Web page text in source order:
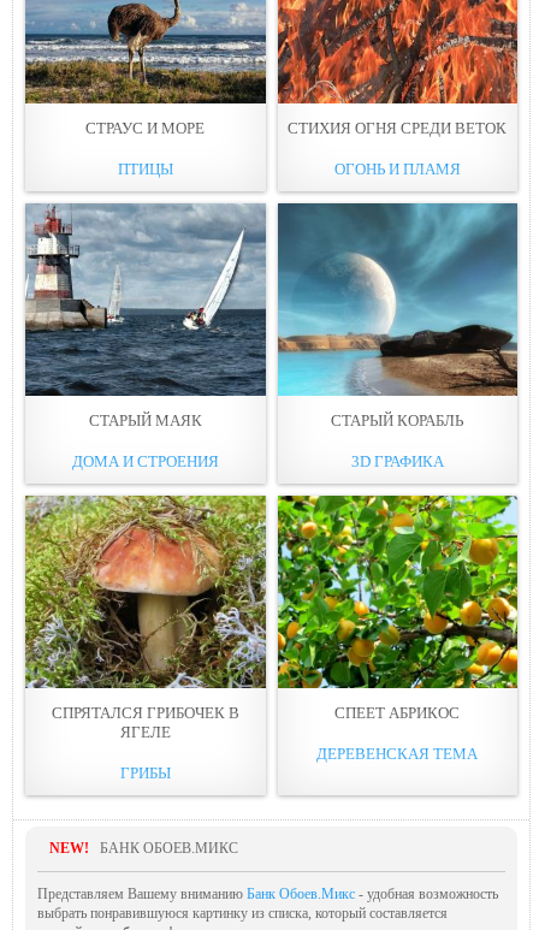
СТРАУС И МОРЕ
ПТИЦЫ
СТИХИЯ ОГНЯ СРЕДИ ВЕТОК
ОГОНЬ И ПЛАМЯ
СТАРЫЙ МАЯК
ДОМА И СТРОЕНИЯ
СТАРЫЙ КОРАБЛЬ
3D ГРАФИКА
СПРЯТАЛСЯ ГРИБОЧЕК В
ЯГЕЛЕ
ГРИБЫ
СПЕЕТ АБРИКОС
ДЕРЕВЕНСКАЯ ТЕМА
NEW! БАНК ОБОЕВ.МИКС
Представляем Вашему вниманию Банк Обоев.Микс - удобная возможность
выбрать понравившуюся картинку из списка, который составляется